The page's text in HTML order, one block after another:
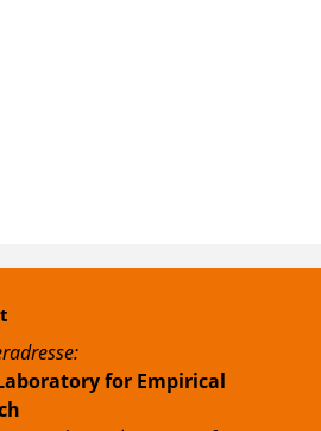
for Empirical